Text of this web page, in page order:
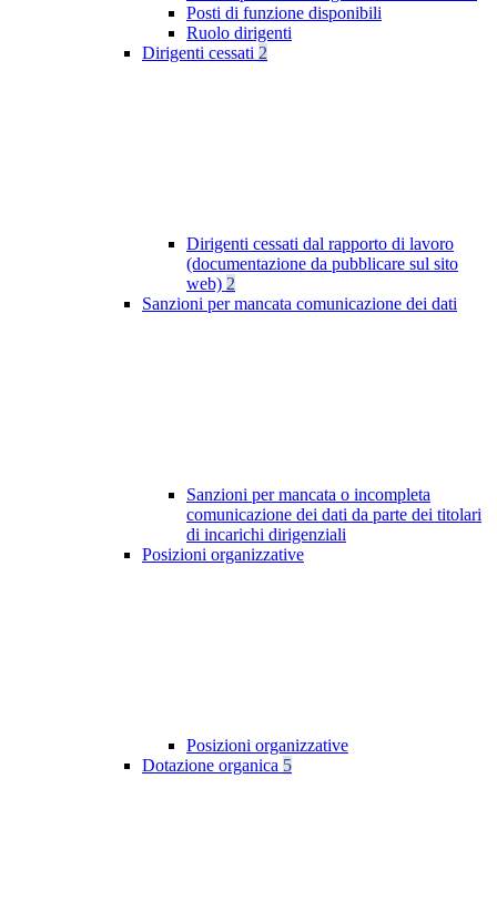
Posti di funzione disponibili
Ruolo dirigenti
Dirigenti cessati 2
Dirigenti cessati dal rapporto di lavoro
(documentazione da pubblicare sul sito
web) 2
Sanzioni per mancata comunicazione dei dati
Sanzioni per mancata o incompleta
comunicazione dei dati da parte dei titolari
di incarichi dirigenziali
Posizioni organizzative
Posizioni organizzative
Dotazione organica 5